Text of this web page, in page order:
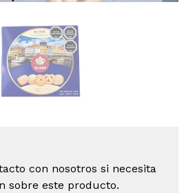
con nosotros si necesita
sobre este producto.